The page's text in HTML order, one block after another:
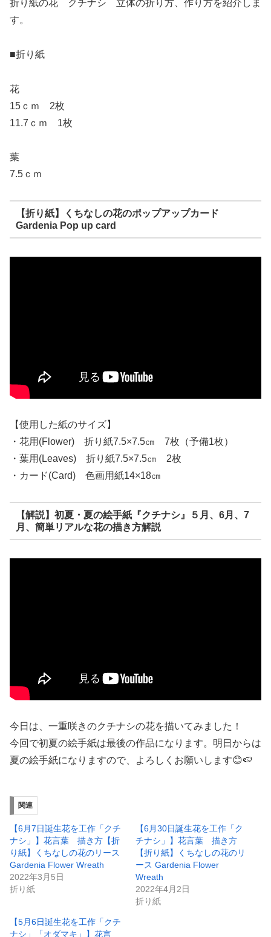
折り紙の花 クチナシ 立体の折り方、作り方を紹介しま
す。
■折り紙
花
15ｃｍ 2枚
11.7ｃｍ 1枚
葉
7.5ｃｍ
【折り紙】くちなしの花のポップアップカード
Gardenia Pop up card
【使用した紙のサイズ】
・花用(Flower) 折り紙7.5×7.5㎝ 7枚（予備1枚）
・葉用(Leaves) 折り紙7.5×7.5㎝ 2枚
・カード(Card) 色画用紙14×18㎝
【解説】初夏・夏の絵手紙『クチナシ』５月、6月、7
月、簡単リアルな花の描き方解説
今日は、一重咲きのクチナシの花を描いてみました！
今回で初夏の絵手紙は最後の作品になります。明日からは
夏の絵手紙になりますので、よろしくお願いします😊🍉
関連
【6月7日誕生花を工作「クチ
ナシ」】花言葉 描き方【折
り紙】くちなしの花のリース
Gardenia Flower Wreath
2022年3月5日
折り紙
【6月30日誕生花を工作「ク
チナシ」】花言葉 描き方
【折り紙】くちなしの花のリ
ース Gardenia Flower
Wreath
2022年4月2日
折り紙
【5月6日誕生花を工作「クチ
ナシ」「オダマキ」】花言